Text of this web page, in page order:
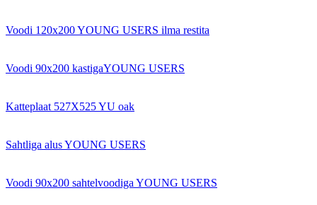
Voodi 120x200 YOUNG USERS ilma restita
Voodi 90x200 kastigaYOUNG USERS
Katteplaat 527X525 YU oak
Sahtliga alus YOUNG USERS
Voodi 90x200 sahtelvoodiga YOUNG USERS